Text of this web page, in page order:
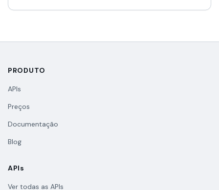
PRODUTO
APIs
Preços
Documentação
Blog
APIs
Ver todas as APIs